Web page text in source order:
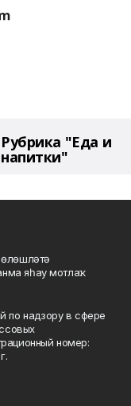
Рубрика "Еда и
напитки"
өлөшләтә
яһау мотлаҡ.
по надзору в сфере
номер: